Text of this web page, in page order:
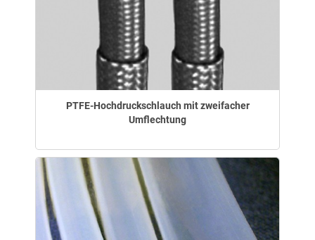
PTFE-Hochdruckschlauch mit zweifacher
Umflechtung